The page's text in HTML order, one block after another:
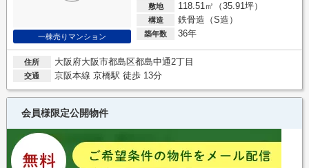
一棟売りマンション
敷地 118.51㎡（35.91坪）
構造 鉄骨造（S造）
築年数 36年
住所 大阪府大阪市都島区都島中通2丁目
交通 京阪本線 京橋駅 徒歩 13分
会員様限定公開物件